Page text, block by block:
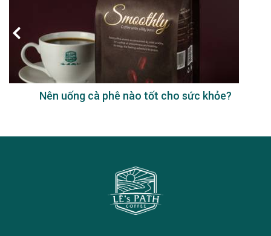
Nên uống cà phê nào tốt cho sức khỏe?